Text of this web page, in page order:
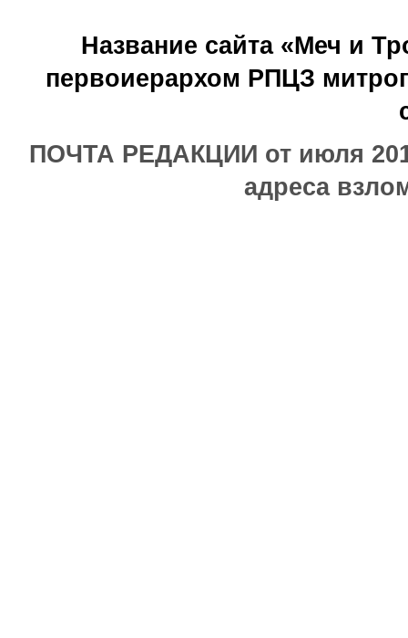
Название сайта «Меч и
первоиерархом РПЦЗ
ПОЧТА РЕДАКЦИИ от июля
адреса